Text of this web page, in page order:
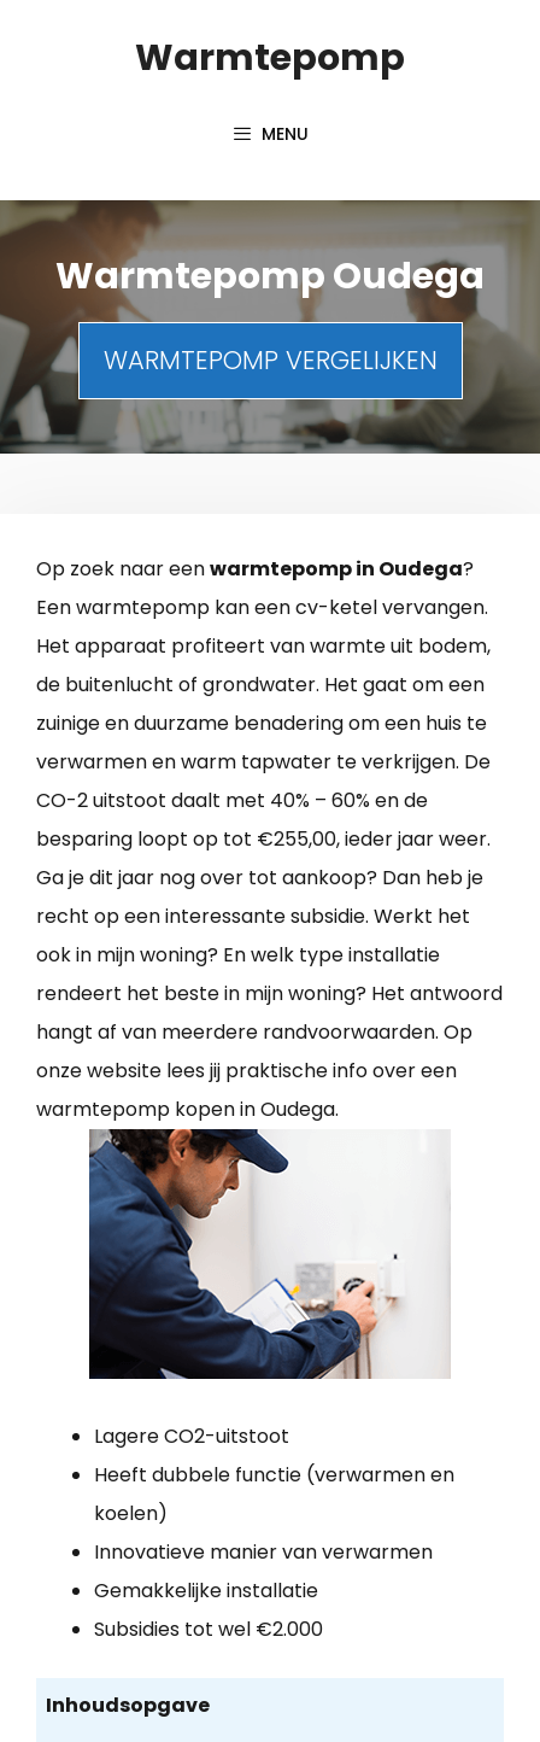
Warmtepomp
MENU
Warmtepomp Oudega
WARMTEPOMP VERGELIJKEN
Op zoek naar eenwarmtepomp in Oudega?
Een warmtepomp kan een cv-ketel vervangen.
Het apparaat profiteert van warmte uit bodem,
de buitenlucht of grondwater. Het gaat om een
zuinige en duurzame benadering om een huis te
verwarmen en warm tapwater te verkrijgen. De
CO-2 uitstoot daalt met 40% – 60% en de
besparing loopt op tot €255,00, ieder jaar weer.
Ga je dit jaar nog over tot aankoop? Dan heb je
recht op een interessante subsidie. Werkt het
ook in mijn woning? En welk type installatie
rendeert het beste in mijn woning? Het antwoord
hangt af van meerdere randvoorwaarden. Op
onze website lees jij praktische info over een
warmtepomp kopen in Oudega.
Lagere CO2-uitstoot
Heeft dubbele functie (verwarmen en
koelen)
Innovatieve manier van verwarmen
Gemakkelijke installatie
Subsidies tot wel €2.000
Inhoudsopgave